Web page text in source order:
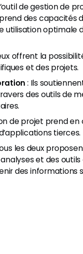
de gestion de
des capacités
utilisation optimale
offrent la
et des projets.
: Ils
des outils de
de projet prend
tierces.
les deux
et des outils
des informations